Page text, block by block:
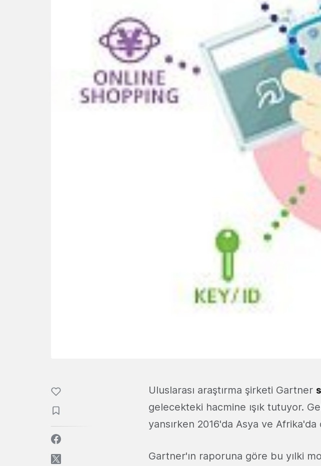
Uluslarası araştırma şirketi Gartner
gelecekteki hacmine ışık tutuyor.
yansırken 2016'da Asya ve
Gartner'ın raporuna göre bu yılki